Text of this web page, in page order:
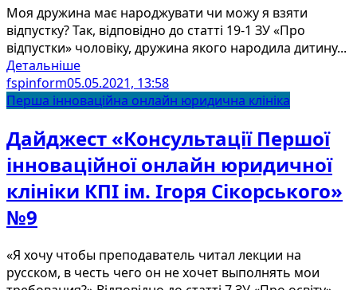
Моя дружина має народжувати чи можу я взяти
відпустку? Так, відповідно до статті 19-1 ЗУ «Про
відпустки» чоловіку, дружина якого народила дитину...
Детальніше
fspinform05.05.2021, 13:58
Перша інноваційна онлайн юридична клініка
Дайджест «Консультації Першої
інноваційної онлайн юридичної
клініки КПІ ім. Ігоря Сікорського»
№9
«Я хочу чтобы преподаватель читал лекции на
русском, в честь чего он не хочет выполнять мои